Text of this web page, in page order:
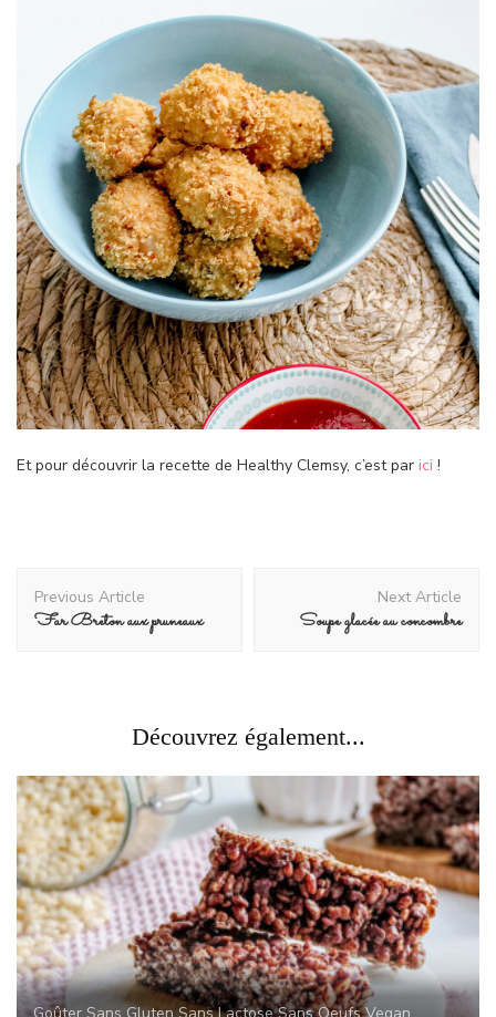
Et pour découvrir la recette de Healthy Clemsy, c’est par ici !
Navigation
Previous Article
Far Breton aux pruneaux
Next Article
Soupe glacée au concombre
Découvrez également...